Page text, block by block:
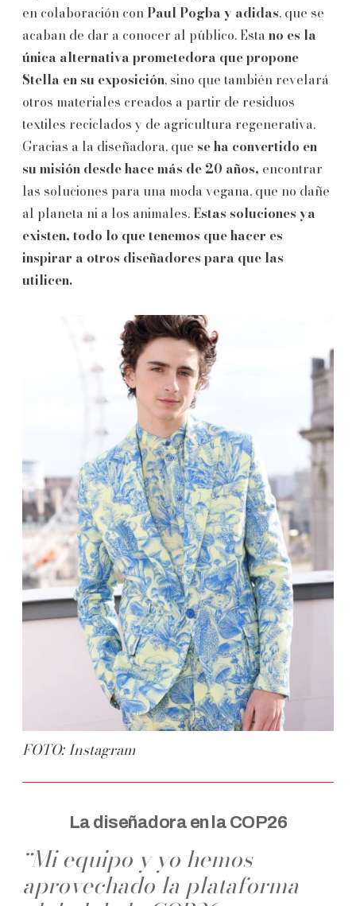
en colaboración con Paul Pogba y adidas, que se
acaban de dar a conocer al público. Esta no es la
única alternativa prometedora que propone
Stella en su exposición, sino que también revelará
otros materiales creados a partir de residuos
textiles reciclados y de agricultura regenerativa.
Gracias a la diseñadora, que se ha convertido en
su misión desde hace más de 20 años, encontrar
las soluciones para una moda vegana, que no dañe
al planeta ni a los animales. Estas soluciones ya
existen, todo lo que tenemos que hacer es
inspirar a otros diseñadores para que las
utilicen.
FOTO: Instagram
La diseñadora en la COP26
“Mi equipo y yo hemos
aprovechado la plataforma